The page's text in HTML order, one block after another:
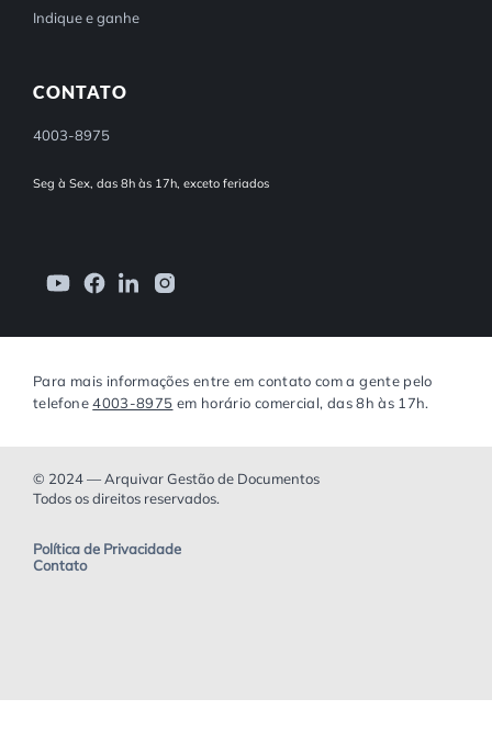
Indique e ganhe
CONTATO
4003-8975
Seg à Sex, das 8h às 17h, exceto feriados
Para mais informações entre em contato com a gente pelo
telefone4003-8975 em horário comercial, das 8h às 17h.
© 2024 — Arquivar Gestão de Documentos
Todos os direitos reservados.
Política de Privacidade
Contato